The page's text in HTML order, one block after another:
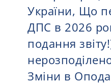
України, Що
ДПС в 2026
подання
Зміни в